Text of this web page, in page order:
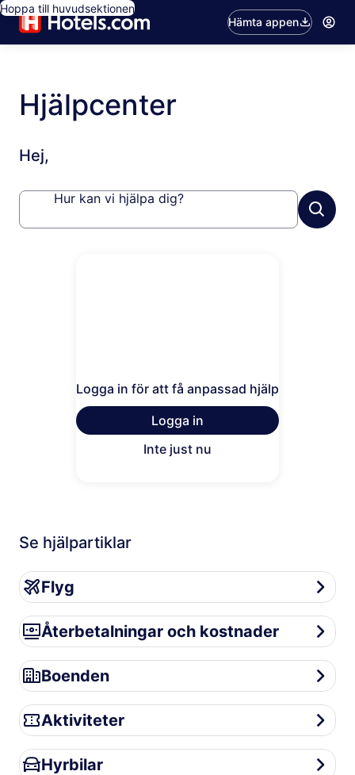
Hoppa till huvudsektionen
Hämta appen
Hjälpcenter
Hej,
Hur kan vi hjälpa dig?
Logga in för att få anpassad hjälp
Logga in
Inte just nu
Se hjälpartiklar
Flyg
Flyg
Återbetalningar och kostnader
Återbetalningar och kostnader
Boenden
Boenden
Aktiviteter
Aktiviteter
Hyrbilar
Hyrbilar